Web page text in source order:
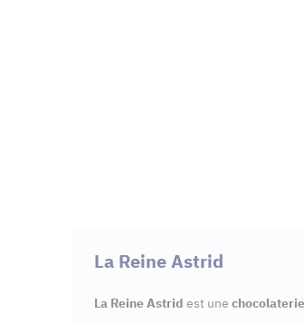
La Reine Astrid
La Reine Astrid est une